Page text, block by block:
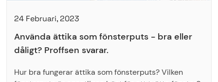
24 Februari, 2023
Använda ättika som fönsterputs - bra eller
dåligt? Proffsen svarar.
Hur bra fungerar ättika som fönsterputs? Vilken